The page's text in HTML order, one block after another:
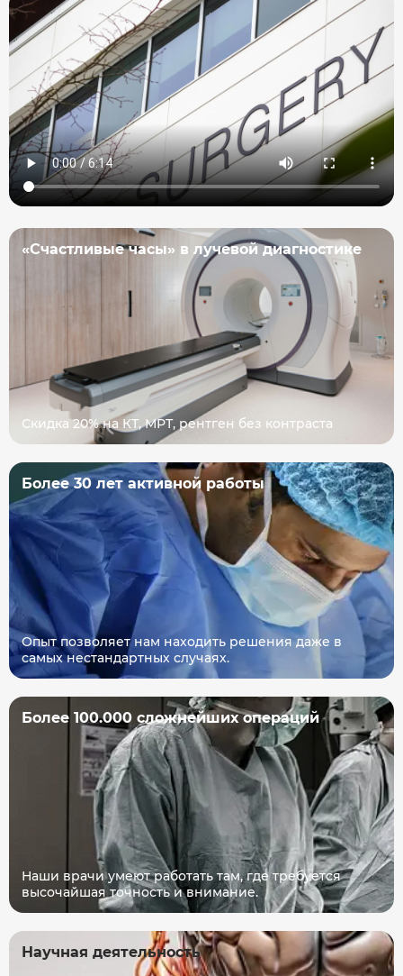
«Счастливые часы» в лучевой диагностике
Скидка 20% на КТ, МРТ, рентген без контраста
Более 30 лет активной работы
Опыт позволяет нам находить решения даже в
самых нестандартных случаях.
Более 100.000 сложнейших операций
Наши врачи умеют работать там, где требуется
высочайшая точность и внимание.
Научная деятельность